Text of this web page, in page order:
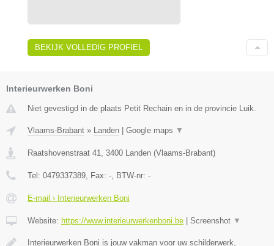
BEKIJK VOLLEDIG PROFIEL
Interieurwerken Boni
Niet gevestigd in de plaats Petit Rechain en in de provincie Luik.
Vlaams-Brabant » Landen Google maps ▼
Raatshovenstraat 41, 3400 Landen (Vlaams-Brabant)
Tel: 0479337389, Fax: -, BTW-nr: -
E-mail › Interieurwerken Boni
Website: https://www.interieurwerkenboni.be Screenshot ▼
Interieurwerken Boni is jouw vakman voor uw schilderwerk,